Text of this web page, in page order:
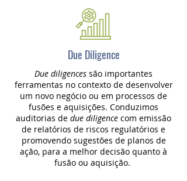
Due Diligence
Due diligences são importantes
ferramentas no contexto de desenvolver
um novo negócio ou em processos de
fusões e aquisições. Conduzimos
auditorias de due diligence com emissão
de relatórios de riscos regulatórios e
promovendo sugestões de planos de
ação, para a melhor decisão quanto à
fusão ou aquisição.